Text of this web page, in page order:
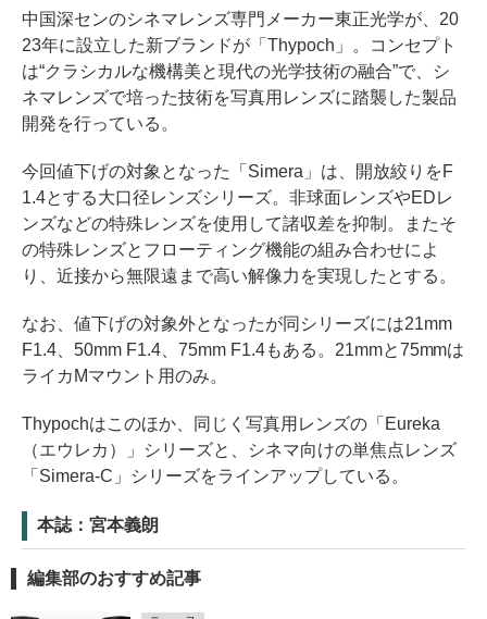
中国深センのシネマレンズ専門メーカー東正光学が、20
23年に設立した新ブランドが「Thypoch」。コンセプト
は“クラシカルな機構美と現代の光学技術の融合”で、シ
ネマレンズで培った技術を写真用レンズに踏襲した製品
開発を行っている。
今回値下げの対象となった「Simera」は、開放絞りをF
1.4とする大口径レンズシリーズ。非球面レンズやEDレ
ンズなどの特殊レンズを使用して諸収差を抑制。またそ
の特殊レンズとフローティング機能の組み合わせによ
り、近接から無限遠まで高い解像力を実現したとする。
なお、値下げの対象外となったが同シリーズには21mm
F1.4、50mm F1.4、75mm F1.4もある。21mmと75mmは
ライカMマウント用のみ。
Thypochはこのほか、同じく写真用レンズの「Eureka
（エウレカ）」シリーズと、シネマ向けの単焦点レンズ
「Simera-C」シリーズをラインアップしている。
本誌：宮本義朗
編集部のおすすめ記事